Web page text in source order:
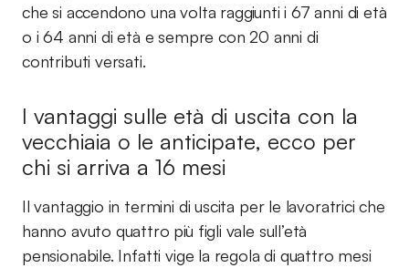
che si accendono una volta raggiunti i 67 anni di età
o i 64 anni di età e sempre con 20 anni di
contributi versati.
I vantaggi sulle età di uscita con la
vecchiaia o le anticipate, ecco per
chi si arriva a 16 mesi
Il vantaggio in termini di uscita per le lavoratrici che
hanno avuto quattro più figli vale sull’età
pensionabile. Infatti vige la regola di quattro mesi